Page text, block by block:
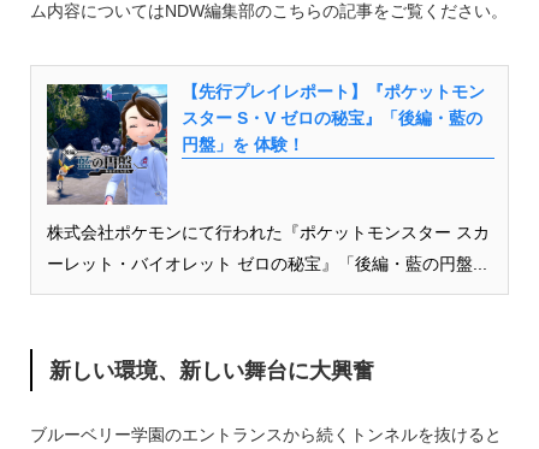
ム内容についてはNDW編集部のこちらの記事をご覧ください。
【先行プレイレポート】『ポケットモン
スター S・V ゼロの秘宝』「後編・藍の
円盤」を 体験！
株式会社ポケモンにて行われた『ポケットモンスター スカ
ーレット・バイオレット ゼロの秘宝』「後編・藍の円盤...
新しい環境、新しい舞台に大興奮
ブルーベリー学園のエントランスから続くトンネルを抜けると